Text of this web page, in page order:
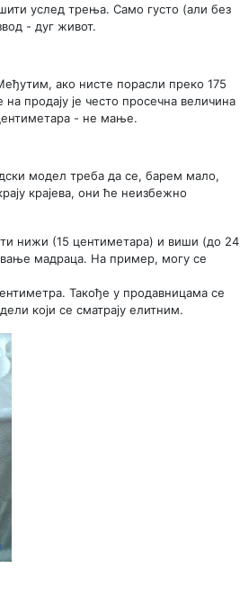
услед трења. Само густо (али без
- дуг живот.
ако нисте порасли преко 175
продају је често просечна величина
- не мање.
модел треба да се, барем мало,
крајева, они ће неизбежно
нижи (15 центиметара) и виши (до 24
мадраца. На пример, могу се
Такође у продавницама се
који се сматрају елитним.